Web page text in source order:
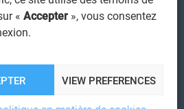
« Accepter », vous consentez
VIEW PREFERENCES
PERSONNELS
DES PLAINTES